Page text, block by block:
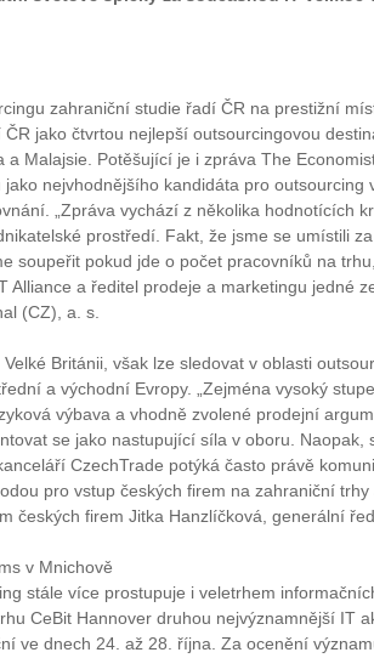
zahraniční studie řadí ČR na prestižní
ČR jako čtvrtou nejlepší outsourcingovou
a Malajsie. Potěšující je i zpráva The
nejvhodnějšího kandidáta pro outsourcing
„Zpráva vychází z několika hodnotících
prostředí. Fakt, že jsme se umístili
soupeřit pokud jde o počet pracovníků na
Alliance a ředitel prodeje a marketingu jedné
(CZ), a. s.
Británii, však lze sledovat v oblasti
a východní Evropy. „Zejména vysoký
výbava a vhodně zvolené prodejní
se jako nastupující síla v oboru. Naopak,
CzechTrade potýká často právě
pro vstup českých firem na zahraniční
českých firem Jitka Hanzlíčková, generální
v Mnichově
stále více prostupuje i veletrhem
CeBit Hannover druhou nejvýznamnější IT
ve dnech 24. až 28. října. Za ocenění